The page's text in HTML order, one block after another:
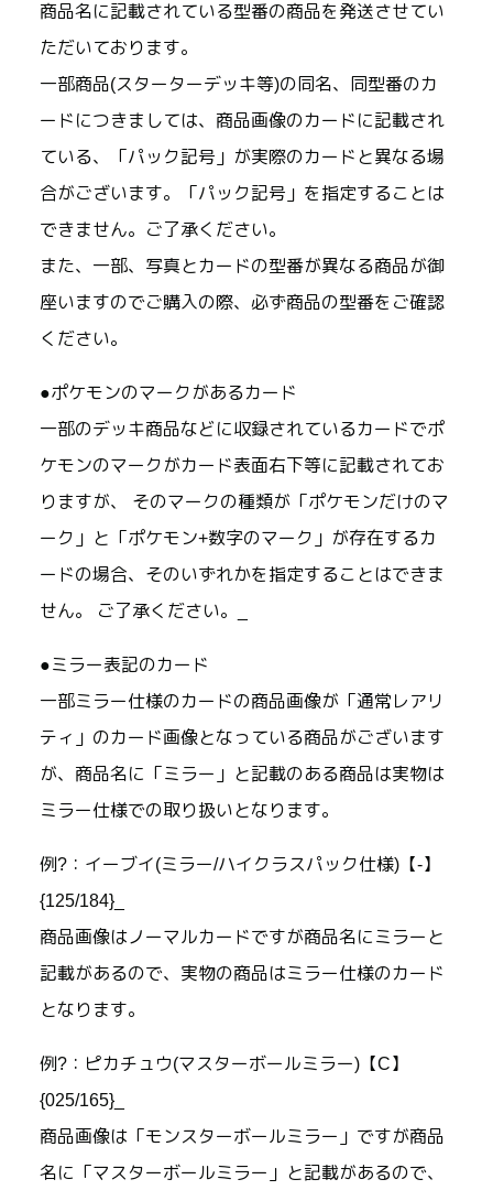
商品名に記載されている型番の商品を発送させてい
ただいております。
一部商品(スターターデッキ等)の同名、同型番のカ
ードにつきましては、商品画像のカードに記載され
ている、「パック記号」が実際のカードと異なる場
合がございます。「パック記号」を指定することは
できません。ご了承ください。
また、一部、写真とカードの型番が異なる商品が御
座いますのでご購入の際、必ず商品の型番をご確認
ください。
●ポケモンのマークがあるカード
一部のデッキ商品などに収録されているカードでポ
ケモンのマークがカード表面右下等に記載されてお
りますが、 そのマークの種類が「ポケモンだけのマ
ーク」と「ポケモン+数字のマーク」が存在するカ
ードの場合、そのいずれかを指定することはできま
せん。 ご了承ください。_
●ミラー表記のカード
一部ミラー仕様のカードの商品画像が「通常レアリ
ティ」のカード画像となっている商品がございます
が、商品名に「ミラー」と記載のある商品は実物は
ミラー仕様での取り扱いとなります。
例?：イーブイ(ミラー/ハイクラスパック仕様)【-】
{125/184}_
商品画像はノーマルカードですが商品名にミラーと
記載があるので、実物の商品はミラー仕様のカード
となります。
例?：ピカチュウ(マスターボールミラー)【C】
{025/165}_
商品画像は「モンスターボールミラー」ですが商品
名に「マスターボールミラー」と記載があるので、